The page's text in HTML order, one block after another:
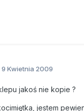
9 Kwietnia 2009
jakoś nie kopie ?
jestem